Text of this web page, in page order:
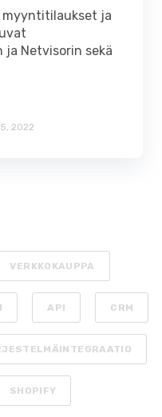
ja
Netvisorin sekä
5, 2022
VERKKOKAUPPA
API CRM
SHOPIFY